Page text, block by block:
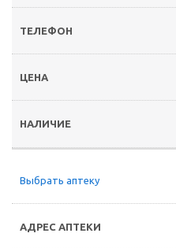
Выбрать аптеку